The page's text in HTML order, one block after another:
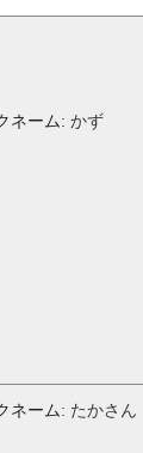
ネーム: かず
ネーム: たかさん